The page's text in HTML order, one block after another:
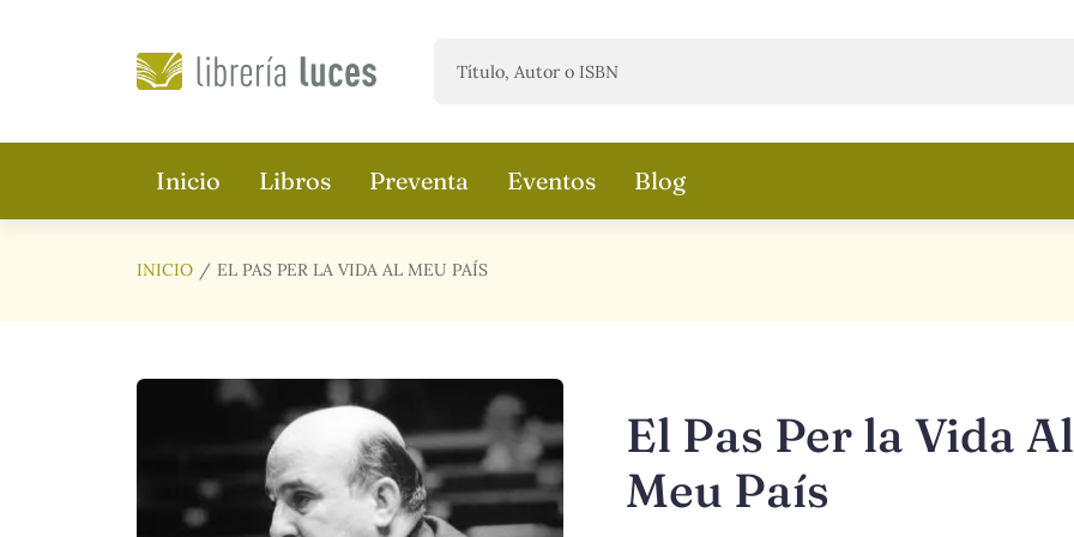
Inicio Libros Preventa Eventos Blog
INICIO EL PAS PER LA VIDA AL MEU PAÍS
El Pas Per la Vida Al
Meu País